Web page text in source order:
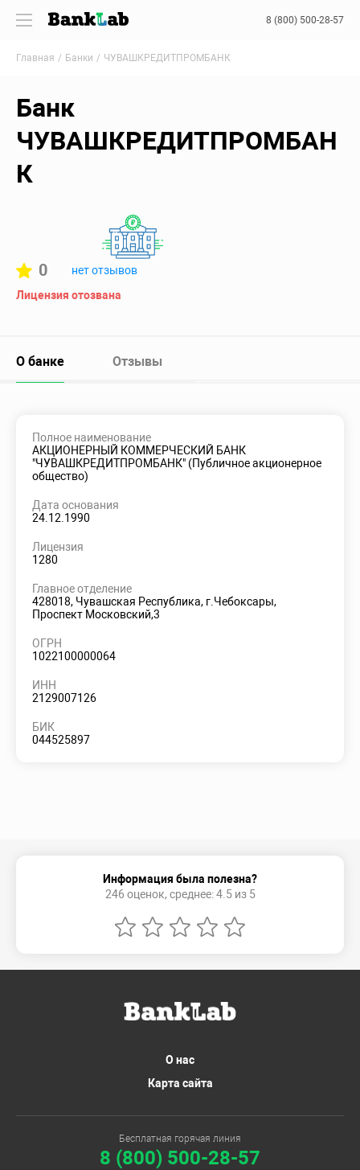
8 (800) 500-28-57
Главная Банки ЧУВАШКРЕДИТПРОМБАНК
Банк
ЧУВАШКРЕДИТПРОМБАН
К
0
нет отзывов
Лицензия отозвана
О банке Отзывы
Полное наименование
АКЦИОНЕРНЫЙ КОММЕРЧЕСКИЙ БАНК
"ЧУВАШКРЕДИТПРОМБАНК" (Публичное акционерное
общество)
Дата основания
24.12.1990
Лицензия
1280
Главное отделение
428018, Чувашская Республика, г.Чебоксары,
Проспект Московский,3
ОГРН
1022100000064
ИНН
2129007126
БИК
044525897
Информация была полезна?
246 оценок, среднее: 4.5 из 5
О нас
Карта сайта
Бесплатная горячая линия
8 (800) 500-28-57